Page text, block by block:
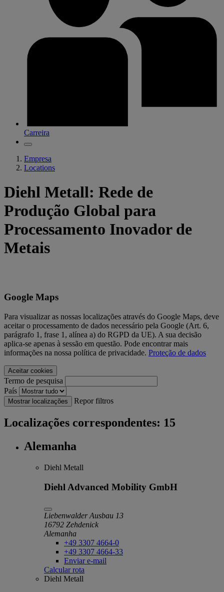
Carreira
Empresa
Locations
Diehl Metall: Rede de
Produção Global para
Processamento Inovador de
Metais
Google Maps
Para visualizar as nossas localizações através do Google Maps, deve
aceitar o processamento de dados necessário pela Google (Art. 6,
parágrafo 1, frase 1, alínea a) do RGPD da UE). A sua decisão
aplica-se apenas à sessão em questão. Pode encontrar mais
informações na nossa política de privacidade. Proteção de dados
Aceitar cookies
Termo de pesquisa
País
Mostrar localizações Repor filtros
Localizações correspondentes: 15
Alemanha
Diehl Metall
Diehl Advanced Mobility GmbH
Liebenwalder Ausbau 13
16792 Zehdenick
Alemanha
+49 3307 4664-0
+49 3307 4664-33
Enviar e-mail
Calcular rota
Diehl Metall